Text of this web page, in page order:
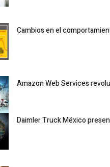
Cambios en el
Amazon Web Services
Daimler Truck México